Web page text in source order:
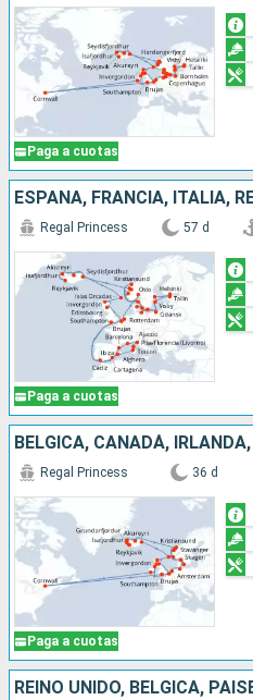
Paga a cuotas
Paga a cuotas
Regal Princess 57 d
Paga a cuotas
Regal Princess 36 d